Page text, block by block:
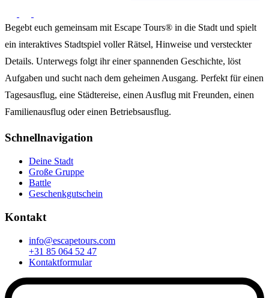
Begebt euch gemeinsam mit Escape Tours® in die Stadt und spielt
ein interaktives Stadtspiel voller Rätsel, Hinweise und versteckter
Details. Unterwegs folgt ihr einer spannenden Geschichte, löst
Aufgaben und sucht nach dem geheimen Ausgang. Perfekt für einen
Tagesausflug, eine Städtereise, einen Ausflug mit Freunden, einen
Familienausflug oder einen Betriebsausflug.
Schnellnavigation
Deine Stadt
Große Gruppe
Battle
Geschenkgutschein
Kontakt
info@escapetours.com
+31 85 064 52 47
Kontaktformular